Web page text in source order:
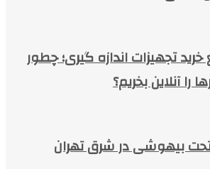
تجهیزات اندازه گیری؛ چطور
را آنلاین بخریم؟
بیهوشی در شرق تهران